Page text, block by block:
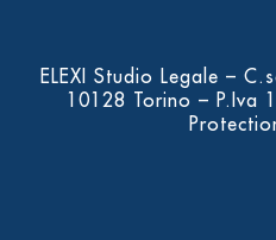
ELEXI Studio Legale –
10128 Torino – P.Iva